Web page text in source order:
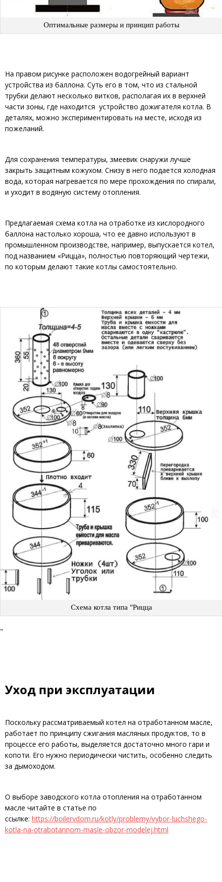
Оптимальные размеры и принцип работы
На правом рисунке расположен водогрейный вариант
устройства из баллона. Суть его в том, что из стальной
трубки делают несколько витков, располагая их в верхней
части зоны, где находится устройство дожигателя котла. В
деталях, можно экспериментировать на месте, исходя из
пожеланий.
Для сохранения температуры, змеевик снаружи лучше
закрыть защитным кожухом. Снизу в него подается холодная
вода, которая нагревается по мере прохождения по спирали,
и уходит в водяную систему отопления.
Предлагаемая схема котла на отработке из кислородного
баллона настолько хороша, что ее давно используют в
промышленном производстве, например, выпускается котел,
под названием «Рицца», полностью повторяющий чертежи,
по которым делают такие котлы самостоятельно.
Схема котла типа "Рицца
"
Уход при эксплуатации
Поскольку рассматриваемый котел на отработанном масле,
работает по принципу сжигания масляных продуктов, то в
процессе его работы, выделяется достаточно много гари и
копоти. Его нужно периодически чистить, особенно следить
за дымоходом.
О выборе заводского котла отопления на отработанном
масле читайте в статье по
ссылке: https://boilervdom.ru/kotly/problemy/vybor-luchshego-
kotla-na-otrabotannom-masle-obzor-modelej.html